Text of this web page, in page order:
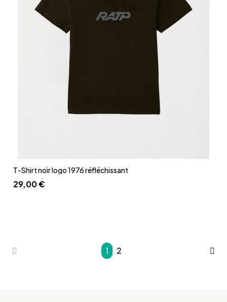
Aperçu rapide
T-Shirt noir logo 1976 réfléchissant
29,00 €
1 2